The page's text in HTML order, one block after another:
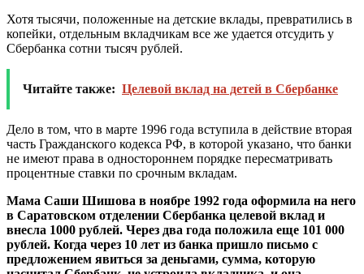
Хотя тысячи, положенные на детские вклады, превратились в
копейки, отдельным вкладчикам все же удается отсудить у
Сбербанка сотни тысяч рублей.
Читайте также: Целевой вклад на детей в Сбербанке
Дело в том, что в марте 1996 года вступила в действие вторая
часть Гражданского кодекса РФ, в которой указано, что банки
не имеют права в одностороннем порядке пересматривать
процентные ставки по срочным вкладам.
Мама Саши Шишова в ноябре 1992 года оформила на него
в Саратовском отделении Сбербанка целевой вклад и
внесла 1000 рублей. Через два года положила еще 101 000
рублей. Когда через 10 лет из банка пришло письмо с
предложением явиться за деньгами, сумма, которую